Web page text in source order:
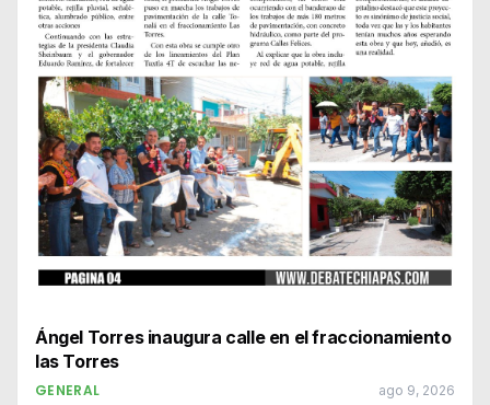
Ángel Torres inaugura calle en el fraccionamiento
las Torres
GENERAL ago 9, 2026